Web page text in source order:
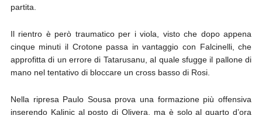
partita.
Il rientro è però traumatico per i viola, visto che dopo appena
cinque minuti il Crotone passa in vantaggio con Falcinelli, che
approfitta di un errore di Tatarusanu, al quale sfugge il pallone di
mano nel tentativo di bloccare un cross basso di Rosi.
Nella ripresa Paulo Sousa prova una formazione più offensiva
inserendo Kalinic al posto di Olivera, ma è solo al quarto d’ora